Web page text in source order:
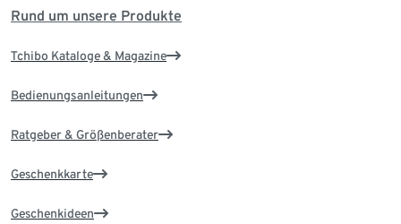
Rund um unsere Produkte
Tchibo Kataloge & Magazine
Bedienungsanleitungen
Ratgeber & Größenberater
Geschenkkarte
Geschenkideen